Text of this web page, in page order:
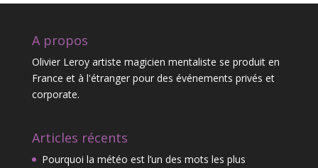
A propos
Olivier Leroy artiste magicien mentaliste se produit en
France et à l'étranger pour des événements privés et
corporate.
Articles récents
Pourquoi la météo est l’un des mots les plus